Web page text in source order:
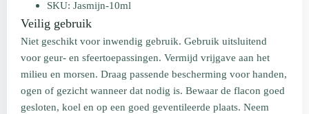
SKU: Jasmijn-10ml
Veilig gebruik
Niet geschikt voor inwendig gebruik. Gebruik uitsluitend
voor geur- en sfeertoepassingen. Vermijd vrijgave aan het
milieu en morsen. Draag passende bescherming voor handen,
ogen of gezicht wanneer dat nodig is. Bewaar de flacon goed
gesloten, koel en op een goed geventileerde plaats. Neem